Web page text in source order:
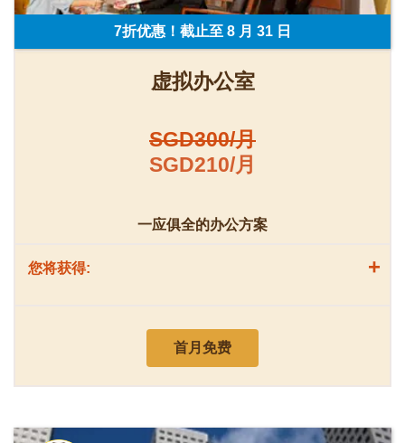
7折优惠！截止至 8 月 31 日
虚拟办公室
SGD300/月
SGD210/月
一应俱全的办公方案
您将获得: +
首月免费